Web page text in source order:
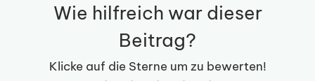
Wie hilfreich war dieser
Beitrag?
Klicke auf die Sterne um zu bewerten!